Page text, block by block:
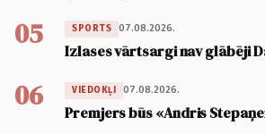
05 SPORTS 07.08.2026.
Izlases vārtsargi nav glābēji
06 VIEDOKĻI 07.08.2026.
Premjers būs «Andris